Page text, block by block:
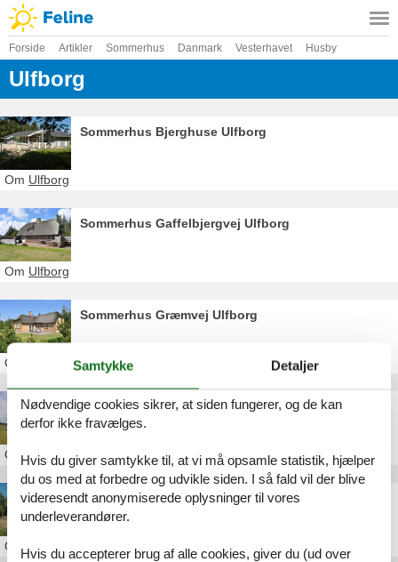
Forside Artikler Sommerhus Danmark Vesterhavet Husby
Ulfborg
Sommerhus Bjerghuse Ulfborg
Om Ulfborg
Sommerhus Gaffelbjergvej Ulfborg
Om Ulfborg
Sommerhus Græmvej Ulfborg
Om
Sommerhus Raketvejen Ulfborg
OmUlfborg
Sommerhus Vedersø Klitvej Ulfborg
OmUlfborg
Samtykke Detaljer
Nødvendige cookies sikrer, at siden fungerer, og de kan
derfor ikke fravælges.
Hvis du giver samtykke til, at vi må opsamle statistik, hjælper
du os med at forbedre og udvikle siden. I så fald vil der blive
videresendt anonymiserede oplysninger til vores
underleverandører.
Hvis du accepterer brug af alle cookies, giver du (ud over